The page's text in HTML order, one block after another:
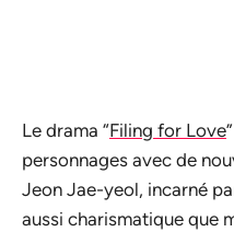
Le drama “Filing for Love
personnages avec de
Jeon Jae-yeol, incarné
aussi charismatique que